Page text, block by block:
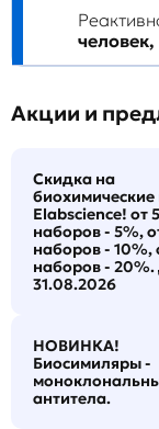
Акции и
Скидка на
Elabscience! от 5
наборов - 5%,
наборов - 10%,
наборов -
31.08.2026
НОВИНКА!
Биосимиляры -
антитела.